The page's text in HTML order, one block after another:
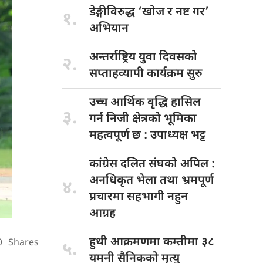
Shares
१. डेङ्गीविरुद्ध ‘खोजर नष्ट गर’
अभियान
२. अन्तर्राष्ट्रिय युवादिवसको
सप्ताहव्यापी कार्यक्रम सुरु
३.
उच्च आर्थिकवृद्धि हासिल
गर्न निजी क्षेत्रको भूमिका
महत्वपूर्ण छ : उपाध्यक्ष भट्ट
४.
कांग्रेस दलितसंघको अपिल :
अनधिकृत भेला तथा भ्रमपूर्ण
प्रचारमा सहभागी नहुन
आग्रह
५. हुथी आक्रमणमाकम्तीमा ३८
यमनी सैनिकको मृत्यु